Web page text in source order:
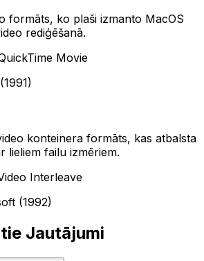
formāts, ko plaši izmanto MacOS
rediģēšanā.
Movie
konteinera formāts, kas atbalsta
lieliem failu izmēriem.
Interleave
(1992)
Jautājumi